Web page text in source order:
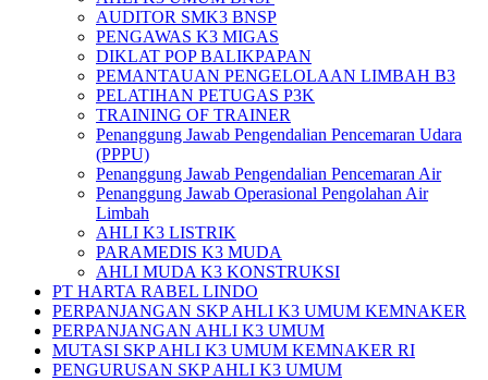
AUDITOR SMK3 BNSP
PENGAWAS K3 MIGAS
DIKLAT POP BALIKPAPAN
PEMANTAUAN PENGELOLAAN LIMBAH B3
PELATIHAN PETUGAS P3K
TRAINING OF TRAINER
Penanggung Jawab Pengendalian Pencemaran Udara
(PPPU)
Penanggung Jawab Pengendalian Pencemaran Air
Penanggung Jawab Operasional Pengolahan Air
Limbah
AHLI K3 LISTRIK
PARAMEDIS K3 MUDA
AHLI MUDA K3 KONSTRUKSI
PT HARTA RABEL LINDO
PERPANJANGAN SKP AHLI K3 UMUM KEMNAKER
PERPANJANGAN AHLI K3 UMUM
MUTASI SKP AHLI K3 UMUM KEMNAKER RI
PENGURUSAN SKP AHLI K3 UMUM